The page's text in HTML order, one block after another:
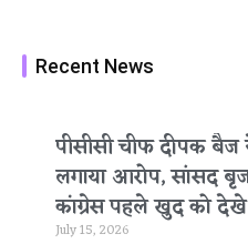
Recent News
पीसीसी चीफ दीपक बैज
लगाया आरोप, सांसद
कांग्रेस पहले खुद को देखे
July 15, 2026